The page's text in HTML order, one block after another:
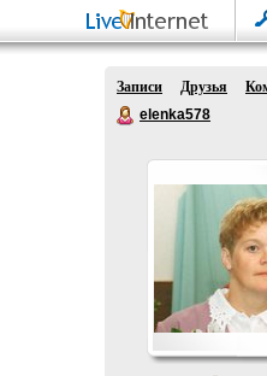
Записи Друзья
elenka578